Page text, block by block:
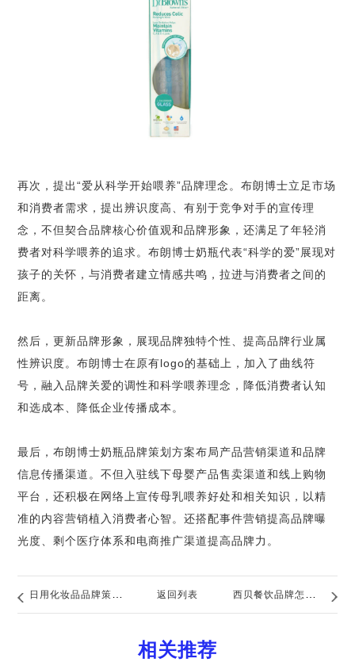
再次，提出“爱从科学开始喂养”品牌理念。布朗博士立足市场
和消费者需求，提出辨识度高、有别于竞争对手的宣传理
念，不但契合品牌核心价值观和品牌形象，还满足了年轻消
费者对科学喂养的追求。布朗博士奶瓶代表“科学的爱”展现对
孩子的关怀，与消费者建立情感共鸣，拉进与消费者之间的
距离。
然后，更新品牌形象，展现品牌独特个性、提高品牌行业属
性辨识度。布朗博士在原有logo的基础上，加入了曲线符
号，融入品牌关爱的调性和科学喂养理念，降低消费者认知
和选成本、降低企业传播成本。
最后，布朗博士奶瓶品牌策划方案布局产品营销渠道和品牌
信息传播渠道。不但入驻线下母婴产品售卖渠道和线上购物
平台，还积极在网络上宣传母乳喂养好处和相关知识，以精
准的内容营销植入消费者心智。还搭配事件营销提高品牌曝
光度、剩个医疗体系和电商推广渠道提高品牌力。
日用化妆品品牌策划 返回列表 西贝餐饮品牌怎样设
相关推荐